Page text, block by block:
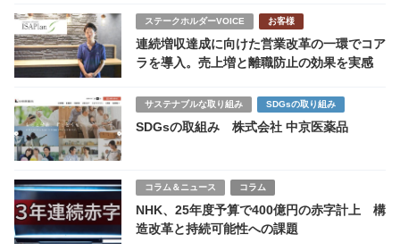
ステークホルダーVOICE お客様
連続増収達成に向けた営業改革の一環でコア
ラを導入。売上増と離職防止の効果を実感
サステナブルな取り組み SDGsの取り組み
SDGsの取組み 株式会社 中京医薬品
コラム＆ニュース コラム
NHK、25年度予算で400億円の赤字計上 構
造改革と持続可能性への課題